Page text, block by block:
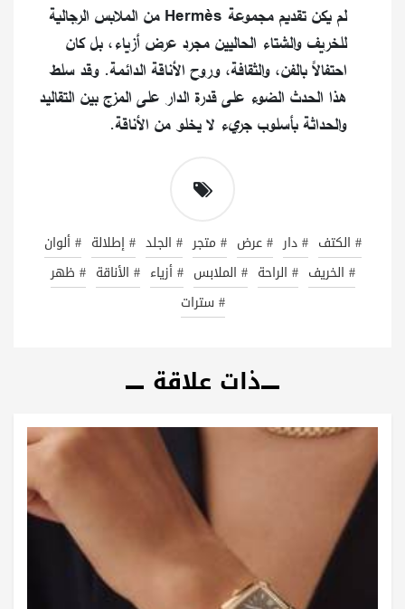
لم يكن تقديم مجموعة Hermès من الملابس الرجالية
للخريف والشتاء الحاليين مجرد عرض أزياء، بل كان
احتفالاً بالفن، والثقافة، وروح الأناقة الدائمة. وقد سلط
هذا الحدث الضوء على قدرة الدار على المزج بين التقاليد
والحداثة بأسلوب جريء لا يخلو من الأناقة.
# الكتف # دار # عرض # متجر # الجلد # إطلالة # ألوان
# الخريف # الراحة # الملابس # أزياء # الأناقة # ظهر
# سترات
ذات علاقة